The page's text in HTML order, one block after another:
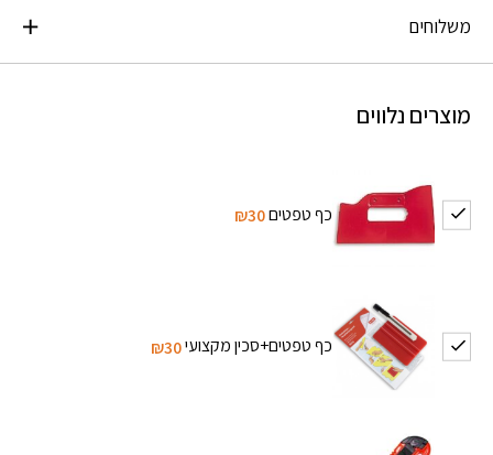
משלוחים
מוצרים נלווים
כף טפטים₪30
כף טפטים+סכין מקצועי₪30